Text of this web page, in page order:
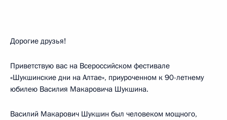
Дорогие друзья!
Приветствую вас на Всероссийском фестивале
«Шукшинские дни на Алтае», приуроченном к 90-летнему
юбилею Василия Макаровича Шукшина.
Василий Макарович Шукшин был человеком мощного,